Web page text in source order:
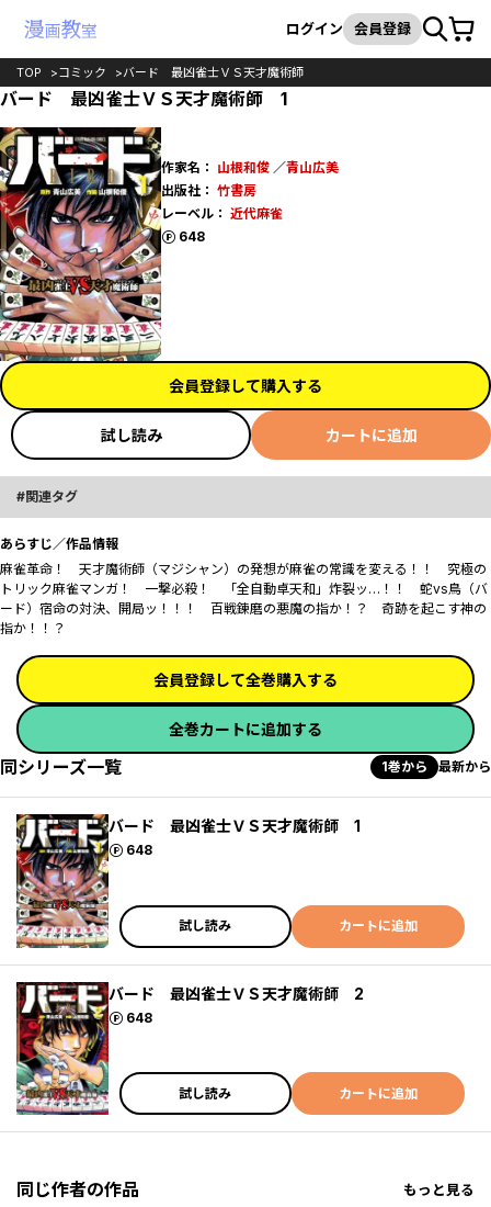
検索
ログイン 会員登録カート
TOP コミック バード 最凶雀士ＶＳ天才魔術師
バード 最凶雀士ＶＳ天才魔術師 1
作家名： 山根和俊／青山広美
出版社： 竹書房
レーベル： 近代麻雀
648
ポイント
会員登録して購入する
試し読み カートに追加
関連タグ
あらすじ／作品情報
麻雀革命！ 天才魔術師（マジシャン）の発想が麻雀の常識を変える！！ 究極の
トリック麻雀マンガ！ 一撃必殺！ 「全自動卓天和」炸裂ッ…！！ 蛇vs鳥（バ
ード）宿命の対決、開局ッ！！！ 百戦錬磨の悪魔の指か！？ 奇跡を起こす神の
指か！！？
会員登録して全巻購入する
全巻カートに追加する
同シリーズ一覧 1巻から 最新から
バード 最凶雀士ＶＳ天才魔術師 1
648
ポイント
試し読み カートに追加
バード 最凶雀士ＶＳ天才魔術師 2
648
ポイント
試し読み カートに追加
同じ作者の作品 もっと見る